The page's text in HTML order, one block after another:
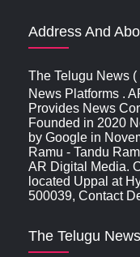
Address And
The Telugu News
News Platforms .
Provides News
Founded in 2020
by Google in
Ramu - Tandu
AR Digital Media.
located Uppal at
500039, Contact
The Telugu News